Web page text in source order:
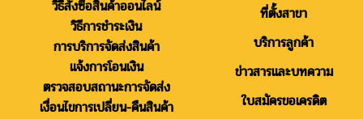
วิธีสั่งซื้อสินค้าออนไลน์
วิธีการชำระเงิน
การบริการจัดส่งสินค้า
แจ้งการโอนเงิน
ตรวจสอบสถานะการจัดส่ง
เงื่อนไขการเปลี่ยน-คืนสินค้า
ที่ตั้งสาขา
บริการลูกค้า
ข่าวสารและบทความ
ใบสมัครขอเครดิต